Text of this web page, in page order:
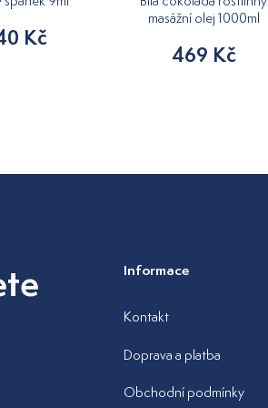
Kč
masážní olej 1000ml
469 Kč
Informace
Kontakt
Doprava a platba
Obchodní podmínky